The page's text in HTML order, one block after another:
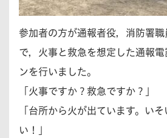
参加者の方が通報者役，消防署
で，火事と救急を想定した通報
ンを行いました。
「火事ですか？救急ですか？」
「台所から火が出ています。い
い！」